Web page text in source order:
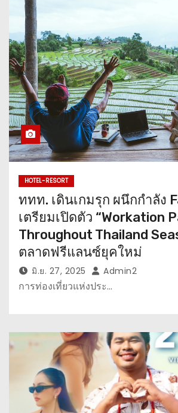
HOTEL-RESORT
ททท. เดินเกมรุก ผนึกกำลัง
เตรียมเปิดตัว “Workation
Throughout Thailand
ตลาดฟรีแลนซ์ยุคใหม่
มิ.ย. 27, 2025 Admin2
การท่องเที่ยวแห่งประ…